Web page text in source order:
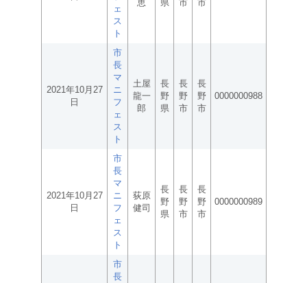
ェ
ス
ト
恵
県
市
市
2021年10月27
日
市
長
マ
ニ
フ
ェ
ス
ト
土屋
龍一
郎
長
野
県
長
野
市
長
野
市
0000000988
2021年10月27
日
市
長
マ
ニ
フ
ェ
ス
ト
荻原
健司
長
野
県
長
野
市
長
野
市
0000000989
市
長